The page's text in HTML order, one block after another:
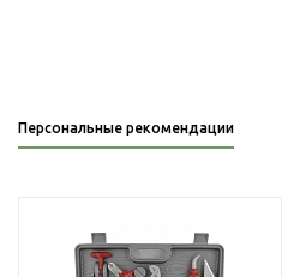
Персональные рекомендации